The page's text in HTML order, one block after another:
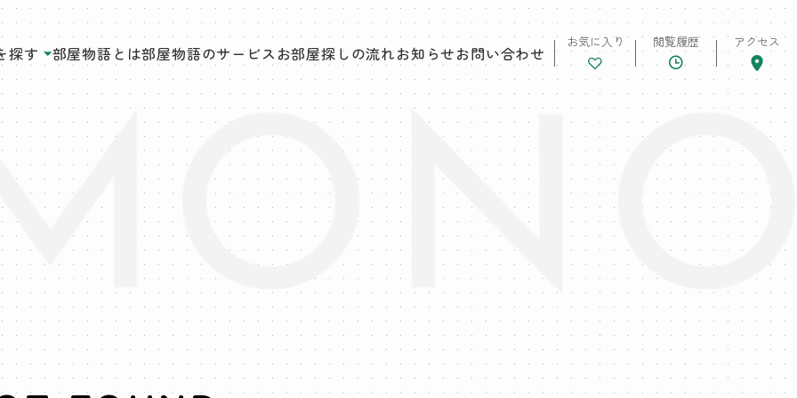
探す 部屋物語とは部屋物語のサービス お部屋探しの流れお知らせお問い合わせ
お気に入り 閲覧履歴 アクセス